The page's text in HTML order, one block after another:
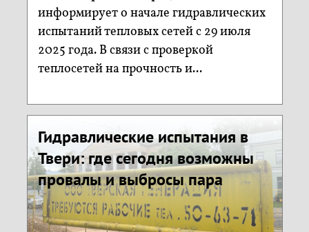
информирует о начале гидравлических
испытаний тепловых сетей с 29 июля
2025 года. В связи с проверкой
теплосетей на прочность и...
Гидравлические испытания в
Твери: где сегодня возможны
провалы и выбросы пара